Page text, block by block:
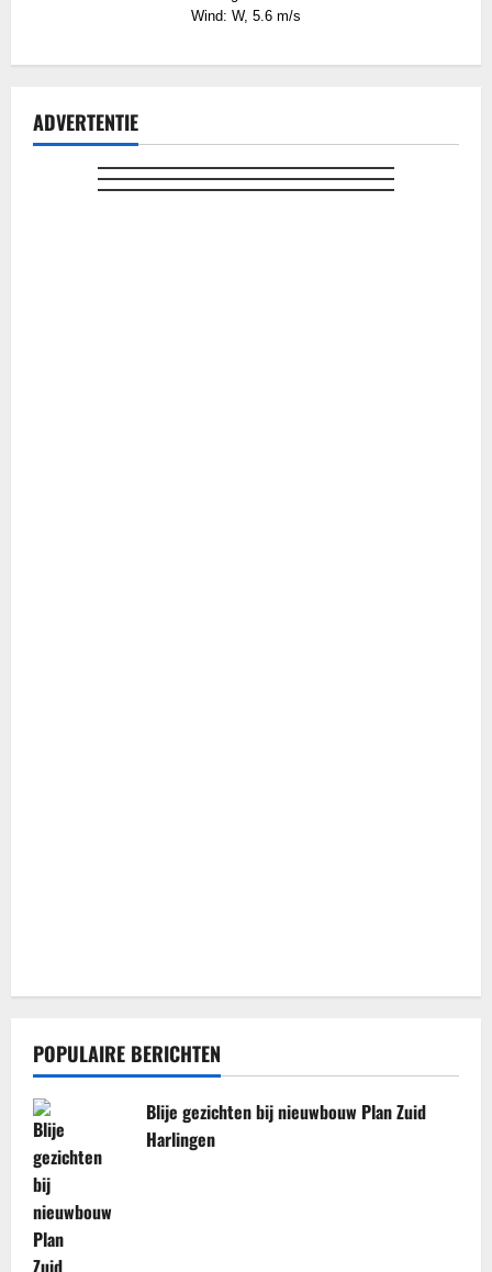
Wind: W, 5.6 m/s
ADVERTENTIE
POPULAIRE BERICHTEN
Blije gezichten bij nieuwbouw Plan Zuid
Harlingen